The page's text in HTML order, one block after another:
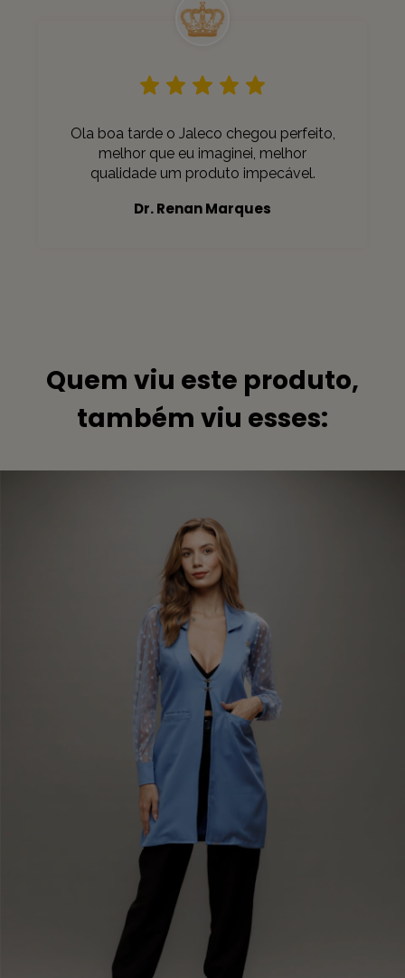
Ola boa tarde o Jaleco chegou perfeito,
melhor que eu imaginei, melhor
qualidade um produto impecável.
Dr. Renan Marques
Quem viu este produto,
também viu esses: